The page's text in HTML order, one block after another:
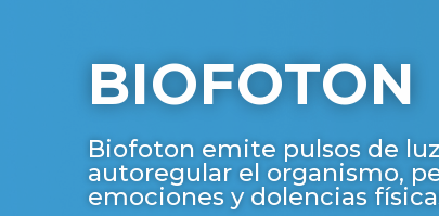
BIOFOTON
Biofoton emite pulsos de
autoregular el organismo,
emociones y dolencias